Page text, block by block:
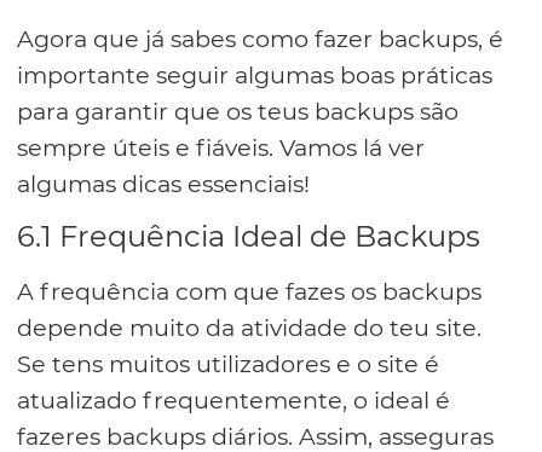
Agora que já sabes como fazer backups, é
importante seguir algumas boas práticas
para garantir que os teus backups são
sempre úteis e fiáveis. Vamos lá ver
algumas dicas essenciais!
6.1 Frequência Ideal de Backups
A frequência com que fazes os backups
depende muito da atividade do teu site.
Se tens muitos utilizadores e o site é
atualizado frequentemente, o ideal é
fazeres backups diários. Assim, asseguras